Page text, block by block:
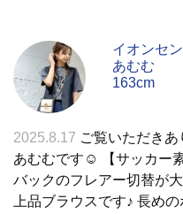
イオンセ
あむむ
163cm
2025.8.17 ご覧いただき
あむむです☺︎︎ 【サッカー
バックのフレアー切替が
上品ブラウスです♪ 長め